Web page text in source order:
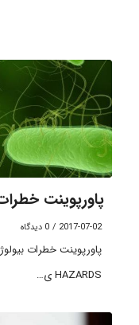
پاورپوینت
2017-07-02
/ 0 دیدگاه
HAZARDS ی…